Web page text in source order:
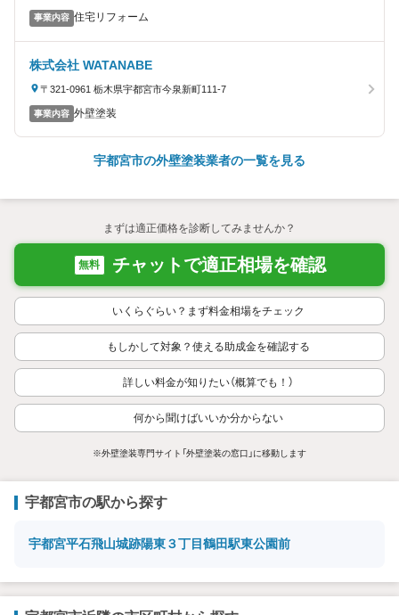
事業内容 住宅リフォーム
株式会社 WATANABE
〒321-0961 栃木県宇都宮市今泉新町111-7
事業内容 外壁塗装
宇都宮市の外壁塗装業者の一覧を見る
まずは適正価格を診断してみませんか？
無料 チャットで適正相場を確認
いくらぐらい？まず料金相場をチェック
もしかして対象？使える助成金を確認する
詳しい料金が知りたい（概算でも！）
何から聞けばいいか分からない
※外壁塗装専門サイト「外壁塗装の窓口」に移動します
宇都宮市の駅から探す
宇都宮平石飛山城跡陽東３丁目鶴田駅東公園前